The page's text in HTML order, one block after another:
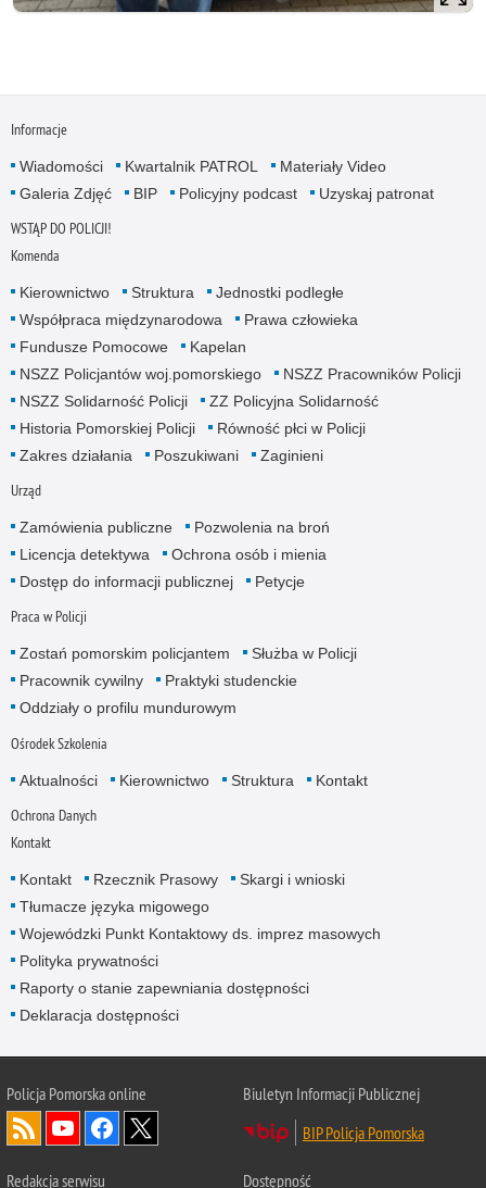
Informacje
Wiadomości Kwartalnik PATROL
Materiały Video
Galeria Zdjęć
BIP Policyjny podcast Uzyskaj patronat
WSTĄP DO POLICJI!
Komenda
Kierownictwo Struktura
Jednostki podległe
Współpraca międzynarodowa
Prawa człowieka
Fundusze Pomocowe
Kapelan
NSZZ Policjantów woj.pomorskiego
NSZZ Pracowników Policji
NSZZ Solidarność Policji
ZZ Policyjna Solidarność
Historia Pomorskiej Policji
Równość płci w Policji
Zakres działania
Poszukiwani Zaginieni
Urząd
Zamówienia publiczne
Pozwolenia na broń
Licencja detektywa
Ochrona osób i mienia
Dostęp do informacji publicznej
Petycje
Praca w Policji
Zostań pomorskim policjantem
Służba w Policji
Pracownik cywilny
Praktyki studenckie
Oddziały o profilu mundurowym
Ośrodek Szkolenia
Aktualności Kierownictwo Struktura Kontakt
Ochrona Danych
Kontakt
Kontakt Rzecznik Prasowy
Skargi i wnioski
Tłumacze języka migowego
Wojewódzki Punkt Kontaktowy ds. imprez masowych
Polityka prywatności
Raporty o stanie zapewniania dostępności
Deklaracja dostępności
Policja Pomorska online
Biuletyn Informacji Publicznej
BIP Policja Pomorska
Redakcja serwisu Dostępność